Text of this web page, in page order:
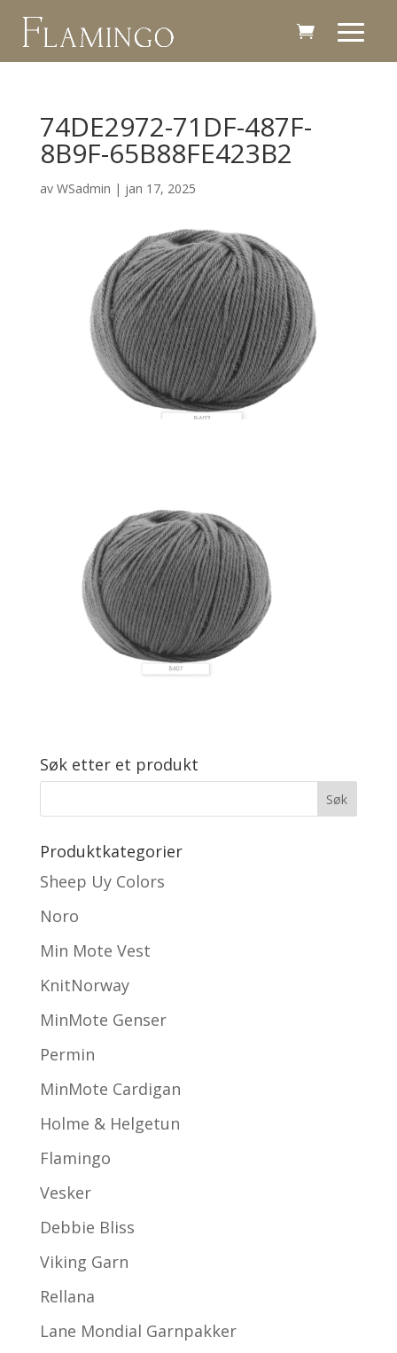
74DE2972-71DF-487F-
8B9F-65B88FE423B2
av WSadmin | jan 17, 2025
Søk etter et produkt
Produktkategorier
Sheep Uy Colors
Noro
Min Mote Vest
KnitNorway
MinMote Genser
Permin
MinMote Cardigan
Holme & Helgetun
Flamingo
Vesker
Debbie Bliss
Viking Garn
Rellana
Lane Mondial Garnpakker